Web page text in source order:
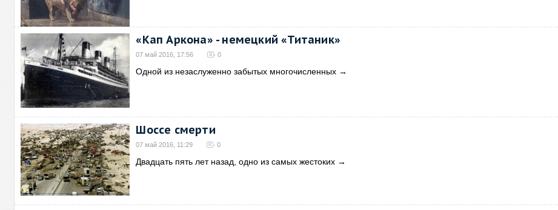
«Кап Аркона» - немецкий «Титаник»
07 май 2016, 17:56 0
Одной из незаслуженно забытых многочисленных →
Шоссе смерти
07 май 2016, 11:29 0
Двадцать пять лет назад, одно из самых жестоких →